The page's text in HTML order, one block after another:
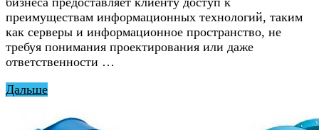
преимуществам информационных технологий, таким
как серверы и информационное пространство, не
требуя понимания проектирования или даже
ответственности …
Дальше